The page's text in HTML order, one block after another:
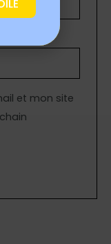
et mon site